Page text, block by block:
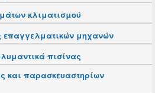
κλιματισμού
επαγγελματικών μηχανών
πισίνας
και παρασκευαστηρίων